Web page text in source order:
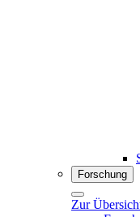
Forschung
Zur